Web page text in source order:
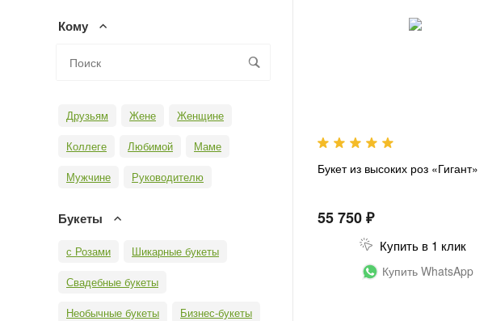
Кому
Друзьям Жене
Женщине
Коллеге
Любимой
Маме
Мужчине
Руководителю
Букеты
с Розами
Шикарные букеты
Свадебные букеты
Необычные букеты
Бизнес-букеты
Букет из высоких роз «Гигант»
55 750 ₽
Купить в 1 клик
Купить WhatsApp